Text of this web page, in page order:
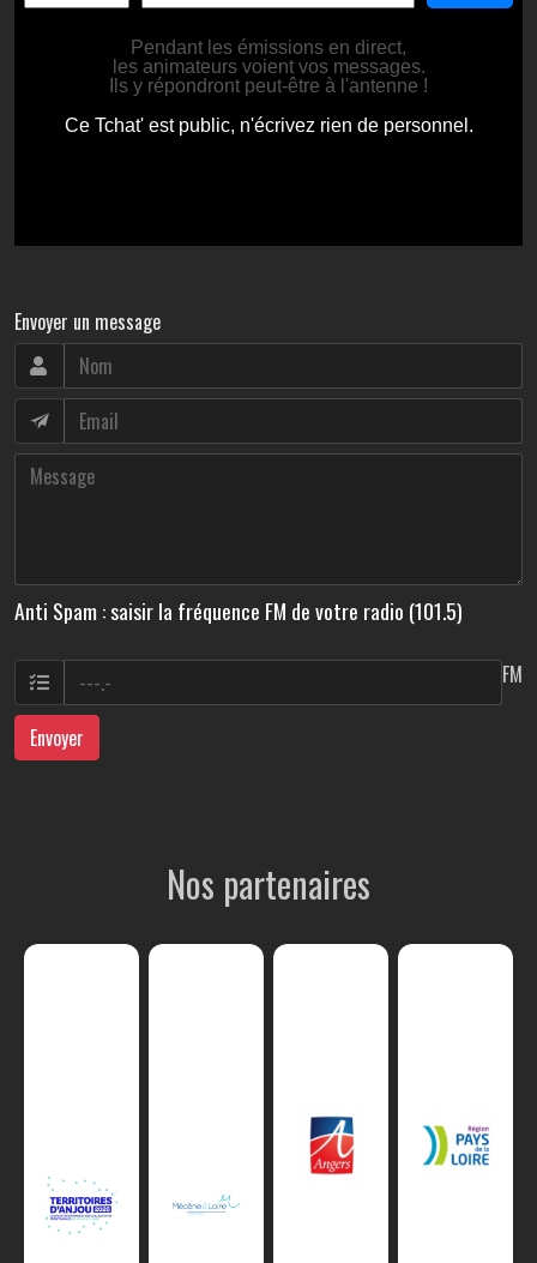
Envoyer un message
Anti Spam : saisir la fréquence FM de votre radio (101.5)
FM
Envoyer
Nos partenaires